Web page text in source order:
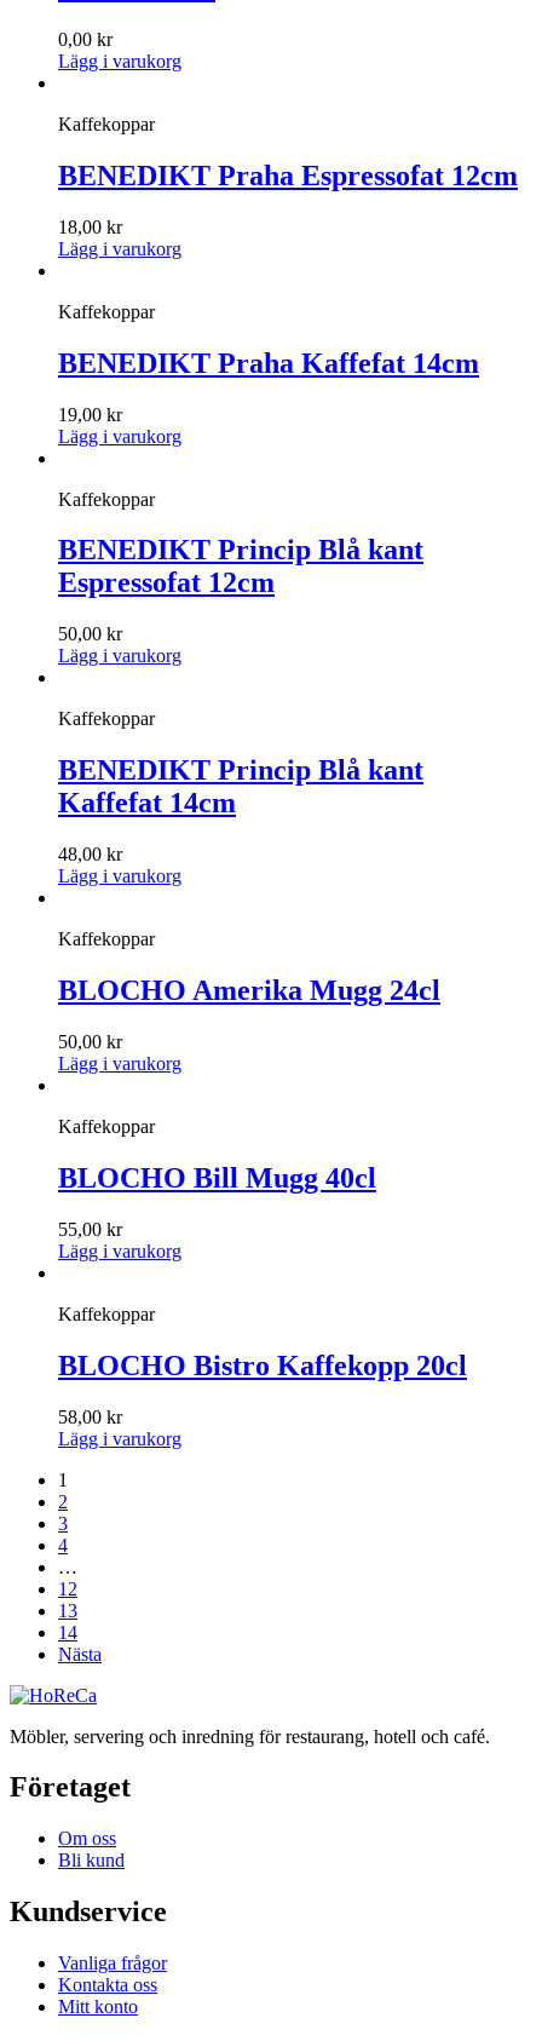
0,00 kr
Lägg i varukorg
Kaffekoppar
BENEDIKT Praha Espressofat 12cm
18,00 kr
Lägg i varukorg
Kaffekoppar
BENEDIKT Praha Kaffefat 14cm
19,00 kr
Lägg i varukorg
Kaffekoppar
BENEDIKT Princip Blå kant
Espressofat 12cm
50,00 kr
Lägg i varukorg
Kaffekoppar
BENEDIKT Princip Blå kant
Kaffefat 14cm
48,00 kr
Lägg i varukorg
Kaffekoppar
BLOCHO Amerika Mugg 24cl
50,00 kr
Lägg i varukorg
Kaffekoppar
BLOCHO Bill Mugg 40cl
55,00 kr
Lägg i varukorg
Kaffekoppar
BLOCHO Bistro Kaffekopp 20cl
58,00 kr
Lägg i varukorg
1
2
3
4
…
12
13
14
Nästa
Möbler, servering och inredning för restaurang, hotell och café.
Företaget
Om oss
Bli kund
Kundservice
Vanliga frågor
Kontakta oss
Mitt konto